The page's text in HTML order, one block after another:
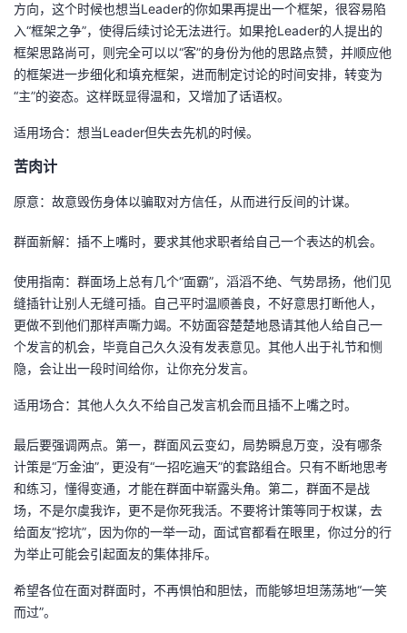
方向，这个时候也想当Leader的你如果再提出一个框架，很容易陷
入“框架之争”，使得后续讨论无法进行。如果抢Leader的人提出的
框架思路尚可，则完全可以以“客”的身份为他的思路点赞，并顺应他
的框架进一步细化和填充框架，进而制定讨论的时间安排，转变为
“主”的姿态。这样既显得温和，又增加了话语权。
适用场合：想当Leader但失去先机的时候。
苦肉计
原意：故意毁伤身体以骗取对方信任，从而进行反间的计谋。
群面新解：插不上嘴时，要求其他求职者给自己一个表达的机会。
使用指南：群面场上总有几个“面霸”，滔滔不绝、气势昂扬，他们见
缝插针让别人无缝可插。自己平时温顺善良，不好意思打断他人，
更做不到他们那样声嘶力竭。不妨面容楚楚地恳请其他人给自己一
个发言的机会，毕竟自己久久没有发表意见。其他人出于礼节和恻
隐，会让出一段时间给你，让你充分发言。
适用场合：其他人久久不给自己发言机会而且插不上嘴之时。
最后要强调两点。第一，群面风云变幻，局势瞬息万变，没有哪条
计策是“万金油”，更没有“一招吃遍天”的套路组合。只有不断地思考
和练习，懂得变通，才能在群面中崭露头角。第二，群面不是战
场，不是尔虞我诈，更不是你死我活。不要将计策等同于权谋，去
给面友“挖坑”，因为你的一举一动，面试官都看在眼里，你过分的行
为举止可能会引起面友的集体排斥。
希望各位在面对群面时，不再惧怕和胆怯，而能够坦坦荡荡地“一笑
而过”。